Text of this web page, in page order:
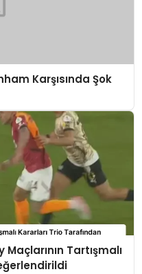
Karşısında Şok
Tartışmalı